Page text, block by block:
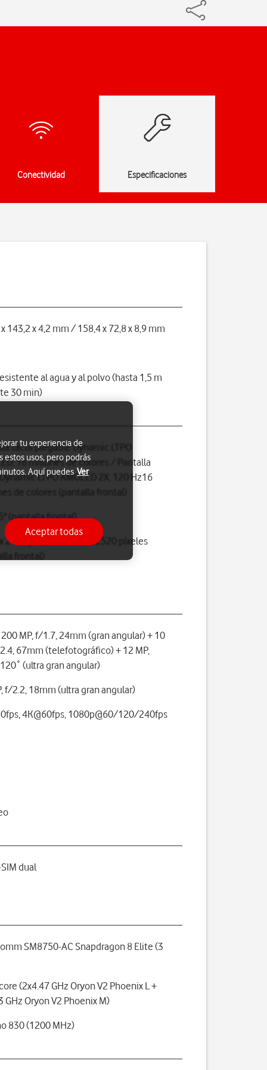
Conectividad Especificaciones
143,2 x 4,2 mm / 158,4 x 72,8 x 8,9 mm
al agua y al polvo (hasta 1,5 m
30 min)
táctil plegable Dynamic LTPO
16 millones de colores / Pantalla
LTPO AMOLED 2X, 120 Hz16
(pantalla frontal)
x 2184 píxeles / 1080 x 2520 píxeles
frontal)
MP, f/1.7, 24mm (gran angular) + 10
67mm (telefotográfico) + 12 MP,
(ultra gran angular)
f/2.2, 18mm (ultra gran angular)
4K@60fps, 1080p@60/120/240fps
dual
SM8750-AC Snapdragon 8 Elite (3
(2x4.47 GHz Oryon V2 Phoenix L +
GHz Oryon V2 Phoenix M)
830 (1200 MHz)
tu experiencia de
estos usos, pero podrás
Aquí puedes Ver
Aceptar todas